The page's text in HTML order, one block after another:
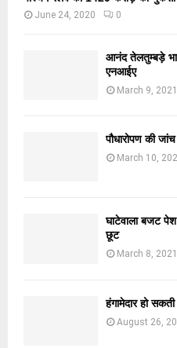
June 24, 2020 0
आनंद तेलतुम्बड़े
एनआईए
March 9, 2021
पौधारोपण की
March 10,
घाटेवाला बजट
छूट
March 8, 2021
हंगामेदार हो
August 26,